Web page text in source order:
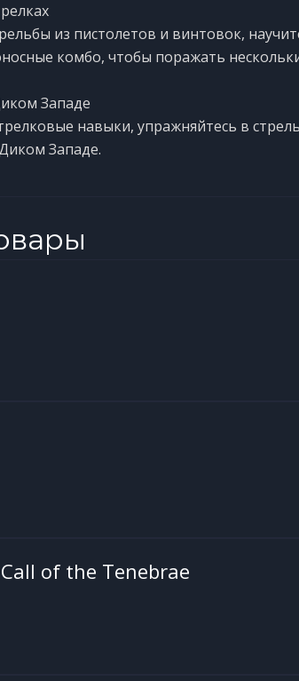
из пистолетов и винтовок,
комбо, чтобы поражать
Западе
навыки, упражняйтесь в
Западе.
of the Tenebrae